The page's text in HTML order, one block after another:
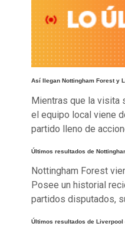
Así llegan Nottingham Forest y
Mientras que la visita
el equipo local viene
partido lleno de
Últimos resultados de
Nottingham Forest
Posee un historial
partidos disputados,
Últimos resultados de